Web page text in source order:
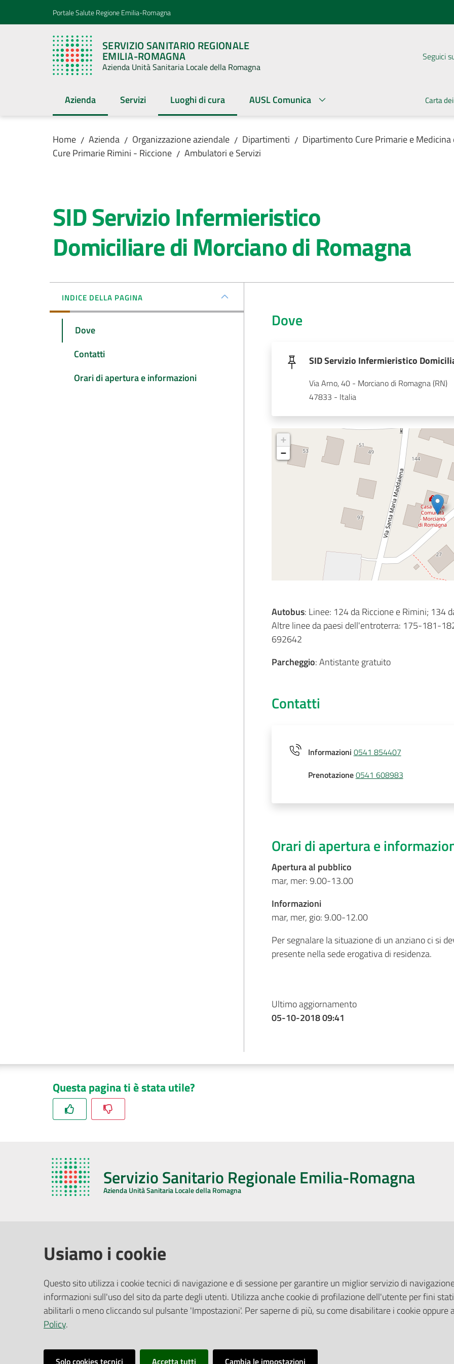
Vai al contenuto
Vai alla navigazionePortale Salute Regione Emilia-Romagna
SERVIZIO SANITARIO REGIONALE
EMILIA-ROMAGNA
Azienda Unità Sanitaria Locale della Romagna
Seguici
Azienda
Menu selezionatoServizi Luoghi di cura
Menu selezionato AUSL Comunica Carta
Home / Azienda / Organizzazione aziendale / Dipartimenti / Dipartimento Cure Primarie e
Cure Primarie Rimini - Riccione / Ambulatori e Servizi
SID Servizio Infermieristico
Domiciliare di Morciano di Romagna
INDICE DELLA PAGINA
Dove
Contatti
Orari di apertura e informazioni
Dove
SID Servizio Infermieristico
Via Arno, 40 - Morciano di Romagna (RN)
47833 - Italia
+
−
Autobus: Linee: 124 da Riccione e Rimini; 134
Altre linee da paesi dell'entroterra: 175-181-
692642
Parcheggio: Antistante gratuito
Contatti
Informazioni 0541 854407
Prenotazione0541 608983
Orari di apertura e
Apertura al pubblico
mar, mer: 9.00-13.00
Informazioni
mar, mer, gio: 9.00-12.00
Per segnalare la situazione di un anziano ci si
presente nella sede erogativa di residenza.
Ultimo aggiornamento
05-10-2018 09:41
Questa pagina ti è stata utile?
Servizio Sanitario Regionale Emilia-Romagna
Azienda Unità Sanitaria Locale della Romagna
Via De Gasperi, 8 - 48121 Ravenna (RA)
CF/P.IVA:02483810392
PEC:
azienda@pec.auslromagna.it
Ufficio Relazioni con il Pubblico
Riferimenti per la Stampa
Pubblicità legale
Albo Pretorio
Privacy Policy
Attuazione Misure PNRR
Usiamo i cookie
Questo sito utilizza i cookie tecnici di navigazione e di sessione per garantire un miglior servizio di
informazioni sull'uso del sito da parte degli utenti. Utilizza anche cookie di profilazione dell'utente per fini
abilitarli o meno cliccando sul pulsante 'Impostazioni'. Per saperne di più, su come disabilitare i cookie
Policy.
Solo cookies tecnici Accetta tutti Cambia le impostazioni